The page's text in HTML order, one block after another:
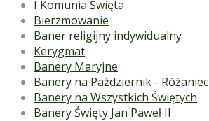
I Komunia Święta
Bierzmowanie
Baner religijny indywidualny
Kerygmat
Banery Maryjne
Banery na Październik - Różaniec
Banery na Wszystkich Świętych
Banery Święty Jan Paweł II